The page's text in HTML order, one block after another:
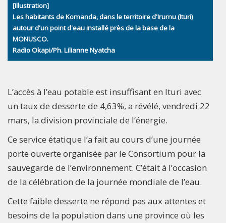
[Illustration]
Les habitants de Komanda, dans le territoire d'Irumu (Ituri)
autour d'un point d'eau installé près de la base de la
MONUSCO.
Radio Okapi/Ph. Lilianne Nyatcha
L’accès à l’eau potable est insuffisant en Ituri avec
un taux de desserte de 4,63%, a révélé, vendredi 22
mars, la division provinciale de l’énergie.
Ce service étatique l’a fait au cours d’une journée
porte ouverte organisée par le Consortium pour la
sauvegarde de l’environnement. C’était à l’occasion
de la célébration de la journée mondiale de l’eau.
Cette faible desserte ne répond pas aux attentes et
besoins de la population dans une province où les